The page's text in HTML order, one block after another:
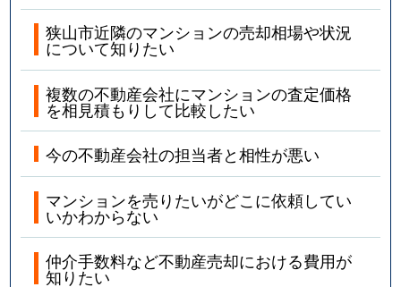
狭山市近隣のマンションの売却相場や状況
について知りたい
複数の不動産会社にマンションの査定価格
を相見積もりして比較したい
今の不動産会社の担当者と相性が悪い
マンションを売りたいがどこに依頼してい
いかわからない
仲介手数料など不動産売却における費用が
知りたい